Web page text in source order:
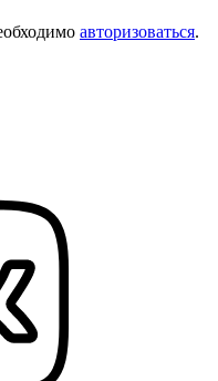
авторизоваться.